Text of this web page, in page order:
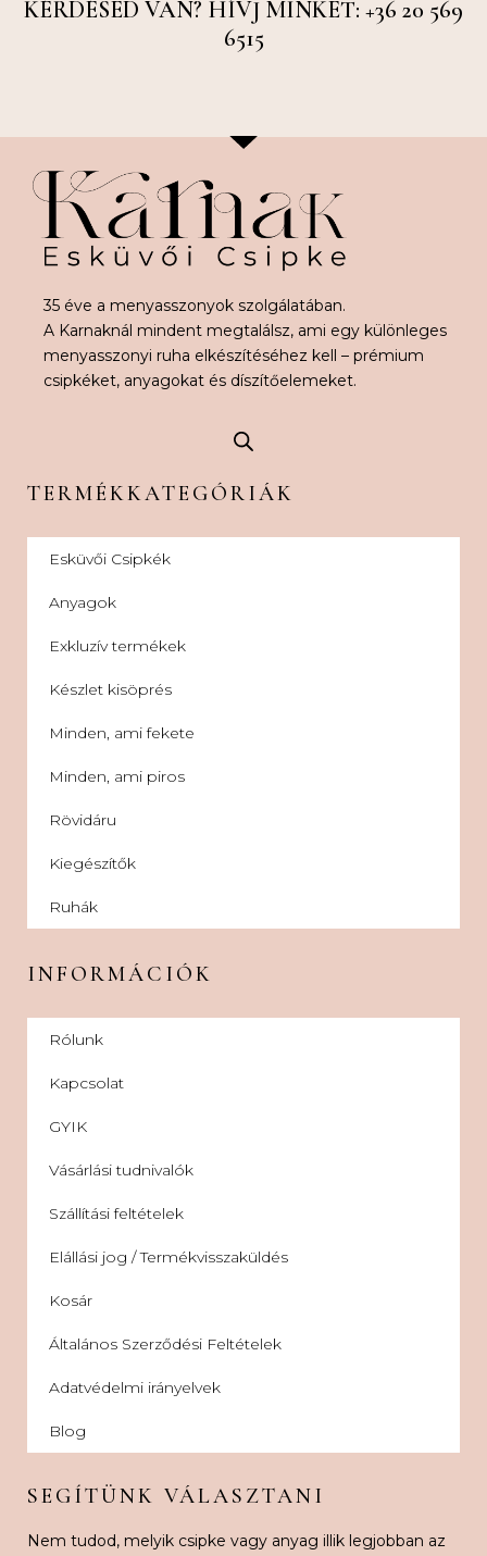
KÉRDÉSED VAN? HÍVJ MINKET: +36 20 569
6515
35 éve a menyasszonyok szolgálatában.
A Karnaknál mindent megtalálsz, ami egy különleges
menyasszonyi ruha elkészítéséhez kell – prémium
csipkéket, anyagokat és díszítőelemeket.
TERMÉKKATEGÓRIÁK
Esküvői Csipkék
Anyagok
Exkluzív termékek
Készlet kisöprés
Minden, ami fekete
Minden, ami piros
Rövidáru
Kiegészítők
Ruhák
INFORMÁCIÓK
Rólunk
Kapcsolat
GYIK
Vásárlási tudnivalók
Szállítási feltételek
Elállási jog / Termékvisszaküldés
Kosár
Általános Szerződési Feltételek
Adatvédelmi irányelvek
Blog
SEGÍTÜNK VÁLASZTANI
Nem tudod, melyik csipke vagy anyag illik legjobban az